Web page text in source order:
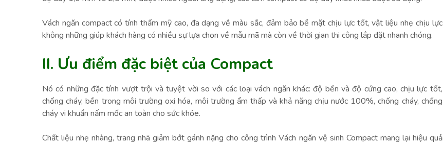
Vách ngăn compact có tính thẩm mỹ cao, đa dạng về màu sắc, đảm bảo bề mặt chịu lực tốt, vật liệu nhẹ chịu lực
không những giúp khách hàng có nhiều sự lựa chọn về mẫu mã mà còn về thời gian thi công lắp đặt nhanh chóng.
II. Ưu điểm đặc biệt của Compact
Nó có những đặc tính vượt trội và tuyệt vời so với các loại vách ngăn khác: độ bền và độ cứng cao, chịu lực tốt,
chống cháy, bền trong môi trường oxi hóa, môi trường ẩm thấp và khả năng chịu nước 100%, chống cháy, chống
cháy vi khuẩn nấm mốc an toàn cho sức khỏe.
Chất liệu nhẹ nhàng, trang nhã giảm bớt gánh nặng cho công trình Vách ngăn vệ sinh Compact mang lại hiệu quả